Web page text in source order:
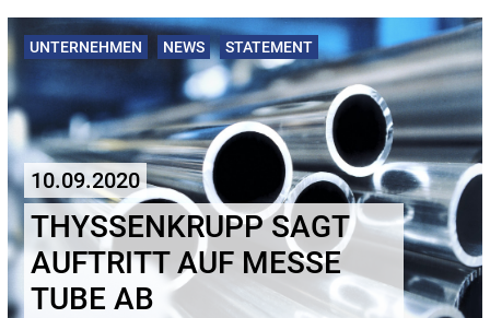
UNTERNEHMEN NEWS STATEMENT
10.09.2020
THYSSENKRUPP SAGT
AUFTRITT AUF MESSE
TUBE AB